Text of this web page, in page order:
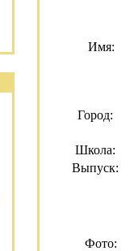
Имя:
Город:
Школа:
Выпуск:
Фото: